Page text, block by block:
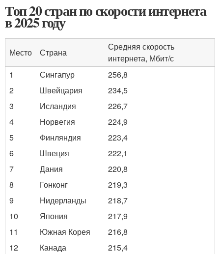
Топ 20 стран по скорости интернета
в 2025 году
Место Страна
Средняя скорость
интернета, Мбит/с
1
Сингапур
256,8
2
Швейцария
234,5
3
Исландия
226,7
4
Норвегия
224,9
5
Финляндия
223,4
6
Швеция
222,1
7
Дания
220,8
8
Гонконг
219,3
9
Нидерланды
218,7
10
Япония
217,9
11
Южная Корея
216,8
12
Канада
215,4